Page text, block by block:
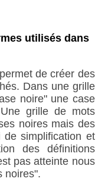
utilisés dans
de créer des
Dans une grille
noire" une case
grille de mots
noires mais des
simplification et
des définitions
pas atteinte nous
noires".